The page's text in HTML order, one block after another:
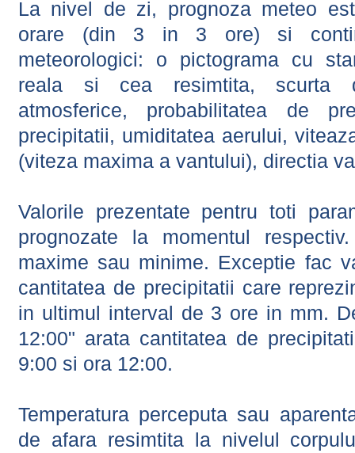
La nivel de zi, prognoza meteo
orare (din 3 in 3 ore) si
meteorologici: o pictograma cu
reala si cea resimtita, scurta
atmosferice, probabilitatea de
precipitatii, umiditatea aerului,
(viteza maxima a vantului), directia
Valorile prezentate pentru toti
prognozate la momentul
maxime sau minime. Exceptie fac
cantitatea de precipitatii care
in ultimul interval de 3 ore in mm.
12:00" arata cantitatea de
9:00 si ora 12:00.
Temperatura perceputa sau
de afara resimtita la nivelul